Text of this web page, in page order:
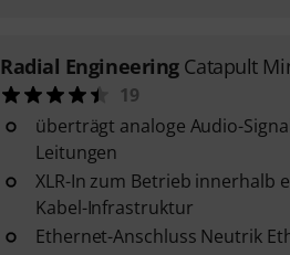
Radial Engineering Catapult
19
überträgt analoge Audio-
Leitungen
XLR-In zum Betrieb innerhalb
Kabel-Infrastruktur
Ethernet-Anschluss Neutrik